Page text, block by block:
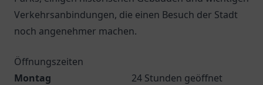
Verkehrsanbindungen, die einen Besuch der Stadt
noch angenehmer machen.
Öffnungszeiten
Montag
24 Stunden geöffnet